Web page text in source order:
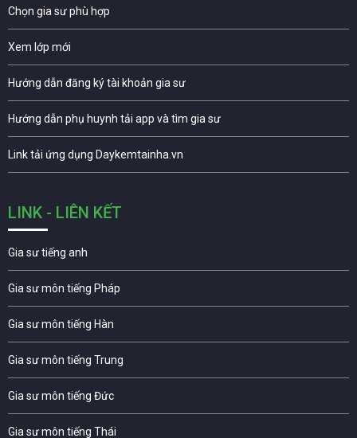
Chọn gia sư phù hợp
Xem lớp mới
Hướng dẫn đăng ký tài khoản gia sư
Hướng dẫn phụ huynh tải app và tìm gia sư
Link tải ứng dụng Daykemtainha.vn
LINK - LIÊN KẾT
Gia sư tiếng anh
Gia sư môn tiếng Pháp
Gia sư môn tiếng Hàn
Gia sư môn tiếng Trung
Gia sư môn tiếng Đức
Gia sư môn tiếng Thái